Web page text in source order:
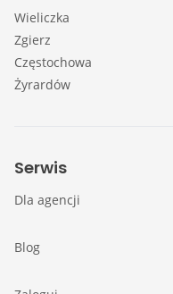
Wieliczka
Zgierz
Częstochowa
Żyrardów
Serwis
Dla agencji
Blog